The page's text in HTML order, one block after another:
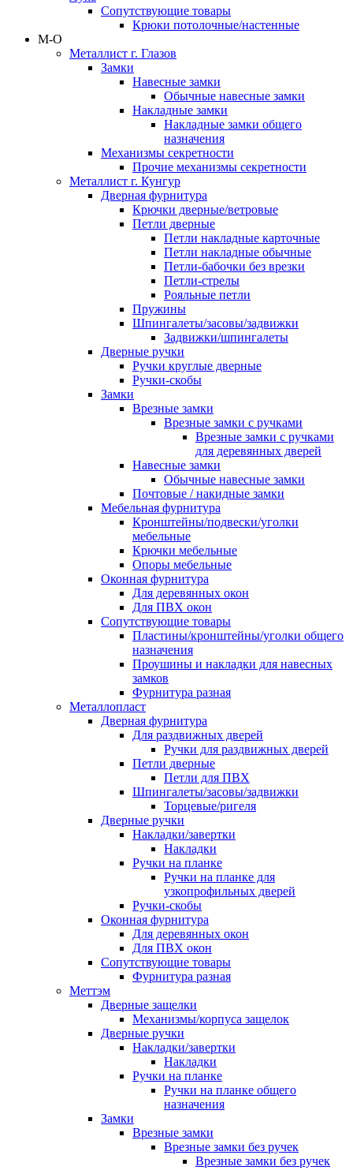
Сопутствующие товары
Крюки потолочные/настенные
М-О
Металлист г. Глазов
Замки
Навесные замки
Обычные навесные замки
Накладные замки
Накладные замки общего
назначения
Механизмы секретности
Прочие механизмы секретности
Металлист г. Кунгур
Дверная фурнитура
Крючки дверные/ветровые
Петли дверные
Петли накладные карточные
Петли накладные обычные
Петли-бабочки без врезки
Петли-стрелы
Рояльные петли
Пружины
Шпингалеты/засовы/задвижки
Задвижки/шпингалеты
Дверные ручки
Ручки круглые дверные
Ручки-скобы
Замки
Врезные замки
Врезные замки с ручками
Врезные замки с ручками
для деревянных дверей
Навесные замки
Обычные навесные замки
Почтовые / накидные замки
Мебельная фурнитура
Кронштейны/подвески/уголки
мебельные
Крючки мебельные
Опоры мебельные
Оконная фурнитура
Для деревянных окон
Для ПВХ окон
Сопутствующие товары
Пластины/кронштейны/уголки общего
назначения
Проушины и накладки для навесных
замков
Фурнитура разная
Металлопласт
Дверная фурнитура
Для раздвижных дверей
Ручки для раздвижных дверей
Петли дверные
Петли для ПВХ
Шпингалеты/засовы/задвижки
Торцевые/ригеля
Дверные ручки
Накладки/завертки
Накладки
Ручки на планке
Ручки на планке для
узкопрофильных дверей
Ручки-скобы
Оконная фурнитура
Для деревянных окон
Для ПВХ окон
Сопутствующие товары
Фурнитура разная
Меттэм
Дверные защелки
Механизмы/корпуса защелок
Дверные ручки
Накладки/завертки
Накладки
Ручки на планке
Ручки на планке общего
назначения
Замки
Врезные замки
Врезные замки без ручек
Врезные замки без ручек